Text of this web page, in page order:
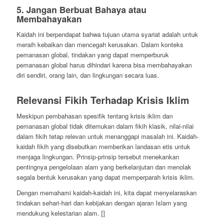
5. Jangan Berbuat Bahaya atau
Membahayakan
Kaidah ini berpendapat bahwa tujuan utama syariat adalah untuk
meraih kebaikan dan mencegah kerusakan. Dalam konteks
pemanasan global, tindakan yang dapat memperburuk
pemanasan global harus dihindari karena bisa membahayakan
diri sendiri, orang lain, dan lingkungan secara luas.
Relevansi Fikih Terhadap Krisis Iklim
Meskipun pembahasan spesifik tentang krisis iklim dan
pemanasan global tidak ditemukan dalam fikih klasik, nilai-nilai
dalam fikih tetap relevan untuk menanggapi masalah ini. Kaidah-
kaidah fikih yang disebutkan memberikan landasan etis untuk
menjaga lingkungan. Prinsip-prinsip tersebut menekankan
pentingnya pengelolaan alam yang berkelanjutan dan menolak
segala bentuk kerusakan yang dapat memperparah krisis iklim.
Dengan memahami kaidah-kaidah ini, kita dapat menyelaraskan
tindakan sehari-hari dan kebijakan dengan ajaran Islam yang
mendukung kelestarian alam. []